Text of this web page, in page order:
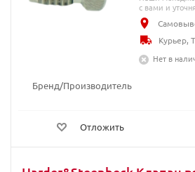
Бренд/Производитель
Отложить
с вами и
Курьер,
Нет в